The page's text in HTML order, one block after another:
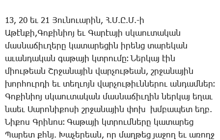
13, 20 եւ 21 ­Յու­նո­ւա­րին, Հ.Մ.Ը.Մ.-ի
Ա­թէն­քի,­Գո­քի­նիոյ եւ ­Գա­րէա­յի սկաու­տա­կան
մաս­նա­ճիւ­ղե­րը կա­տա­րե­ցին ի­րենց տա­րե­կան
ա­ւան­դա­կան գա­թա­յի կտրու­մը։ ­Ներ­կայ էին
միու­թեան Շր­ջա­նա­յին վար­չու­թեան, շրջա­նա­յին
խոր­հուր­դի եւ տեղ­ւոյն վար­չու­թիւն­նե­րու ան­դամ­ներ։
­Գո­քի­նիոյ սկաու­տա­կան մաս­նա­ճիւ­ղին ներ­կայ ե­ղաւ
նաեւ ­Սա­րո­նի­քո­սի շրջա­նա­յին փոխ խմբա­պետ եղբ.
­Նի­քոս Գ­րի­նոս։ ­Գա­թա­յի կտրում­նե­րը կա­տա­րեց
­Պա­րետ քհնյ. ­Խա­չե­րեան, որ մաղ­թեց յա­ջող եւ ա­ռողջ